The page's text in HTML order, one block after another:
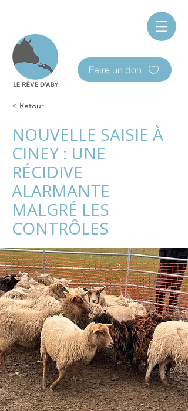
Faire un don
< Retour
NOUVELLE SAISIE À
CINEY : UNE
RÉCIDIVE
ALARMANTE
MALGRÉ LES
CONTRÔLES